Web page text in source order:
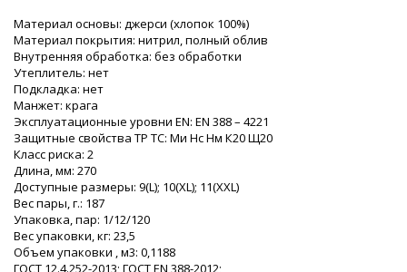
Материал основы: джерси (хлопок 100%)
Материал покрытия: нитрил, полный облив
Внутренняя обработка: без обработки
Утеплитель: нет
Подкладка: нет
Манжет: крага
Эксплуатационные уровни EN: ЕN 388 – 4221
Защитные свойства ТР ТС: Ми Нс Нм К20 Щ20
Класс риска: 2
Длина, мм: 270
Доступные размеры: 9(L); 10(XL); 11(XХL)
Вес пары, г.: 187
Упаковка, пар: 1/12/120
Вес упаковки, кг: 23,5
Объем упаковки , м3: 0,1188
ГОСТ 12.4.252-2013; ГОСТ EN 388-2012;